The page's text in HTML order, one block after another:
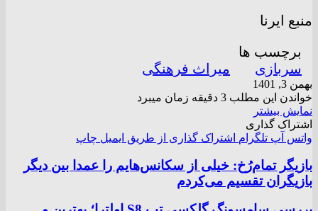
منبع ایرنا
برچسب ها
سربازی
میراث فرهنگی
بهمن 3, 1401
خواندن این مطلب 3 دقیقه زمان میبرد
نمایش بیشتر
اشتراک گذاری
واتس آپ تلگرام اشتراک گذاری از طریق ایمیل چاپ
بازیگر تمام‌رُخ: خیلی از سکانس‌هایم را عمدا بین دیگر
بازیگران تقسیم می‌کردم